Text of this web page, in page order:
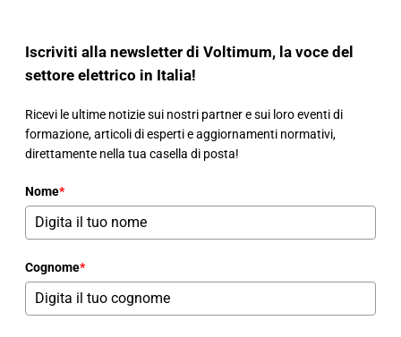
Iscriviti alla newsletter di Voltimum, la voce del
settore elettrico in Italia!
Ricevi le ultime notizie sui nostri partner e sui loro eventi di
formazione, articoli di esperti e aggiornamenti normativi,
direttamente nella tua casella di posta!
Nome*
Cognome*